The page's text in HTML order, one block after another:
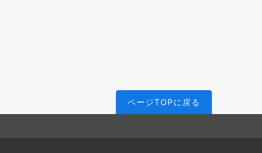
ページTOPに戻る